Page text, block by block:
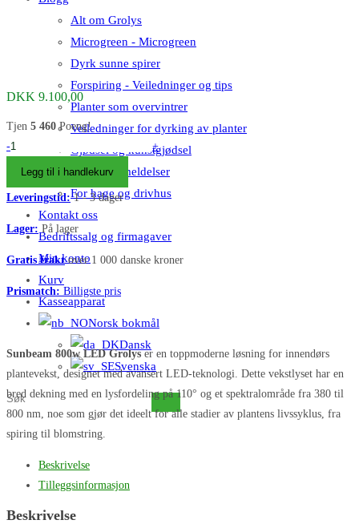
Alt om Grolys
Microgreen - Microgreen
Dyrk sunne spirer
Forspiring - Veiledninger og tips
Planter som overvintrer
Veiledninger for dyrking av planter
Gjødsel og kunstgjødsel
Produktanmeldelser
For hage og drivhus
Kontakt oss
Bedriftssalg og firmagaver
Min konto
Kurv
Kasseapparat
Norsk bokmål
Dansk
Svenska
Søk
på
dette
nettstedet
DKK 9.100,00
Tjen 5 460Poeng!
SunLight
800Watt
LED
grolys
lampe
- +
Legg til i handlekurv
Leveringstid:1 - 3 dager
Lager: På lager
Gratis fraktover 1 000 danske kroner
Prismatch: Billigste pris
Sunbeam 800w LED Grolyser en toppmoderne løsning for innendørs
plantevekst, designet med avansert LED-teknologi. Dette vekstlyset har en
bred dekning med en lysfordeling på 110° og et spektralområde fra 380 til
800 nm, noe som gjør det ideelt for alle stadier av plantens livssyklus, fra
spiring til blomstring.
Beskrivelse
Tilleggsinformasjon
Beskrivelse